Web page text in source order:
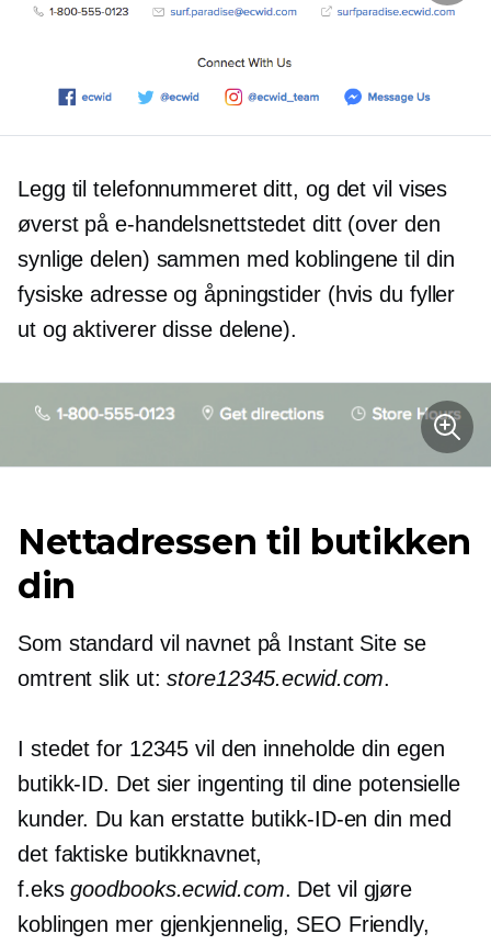
Legg til telefonnummeret ditt, og det vil vises
øverst på e-handelsnettstedet ditt (over den
synlige delen) sammen med koblingene til din
fysiske adresse og åpningstider (hvis du fyller
ut og aktiverer disse delene).
Nettadressen til butikken
din
Som standard vil navnet på Instant Site se
omtrent slik ut:store12345.ecwid.com.
I stedet for 12345 vil den inneholde din egen
butikk-ID. Det sier ingenting til dine potensielle
kunder. Du kan erstatte butikk-ID-en din med
det faktiske butikknavnet,
f.eksgoodbooks.ecwid.com. Det vil gjøre
koblingen mer gjenkjennelig, SEO Friendly,